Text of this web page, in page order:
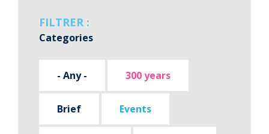
FILTRER :
Categories
- Any - 300 years
Brief Events